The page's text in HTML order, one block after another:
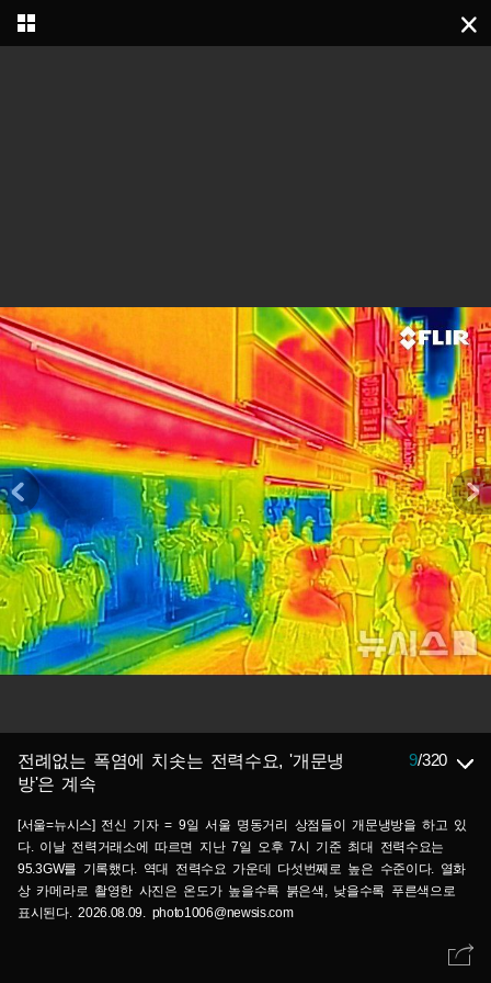
전례없는 폭염에 치솟는 전력수요, '개문냉
방'은 계속
9/320
[서울=뉴시스] 전신 기자 = 9일 서울 명동거리 상점들이 개문냉방을 하고 있
다. 이날 전력거래소에 따르면 지난 7일 오후 7시 기준 최대 전력수요는
95.3GW를 기록했다. 역대 전력수요 가운데 다섯번째로 높은 수준이다. 열화
상 카메라로 촬영한 사진은 온도가 높을수록 붉은색, 낮을수록 푸른색으로
표시된다. 2026.08.09. photo1006@newsis.com